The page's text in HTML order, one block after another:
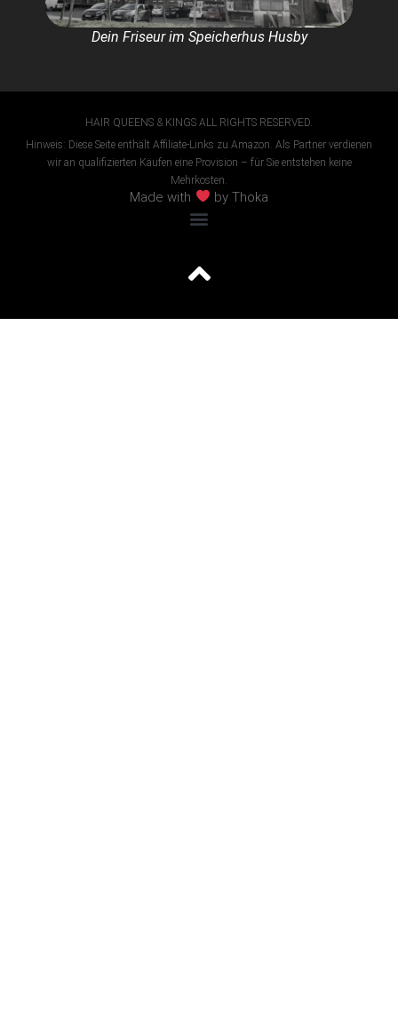
Dein Friseur im Speicherhus Husby
HAIR QUEENS & KINGS ALL RIGHTS RESERVED.
Hinweis: Diese Seite enthält Affiliate-Links zu Amazon. Als Partner verdienen
wir an qualifizierten Käufen eine Provision – für Sie entstehen keine
Mehrkosten.
Made with by Thoka